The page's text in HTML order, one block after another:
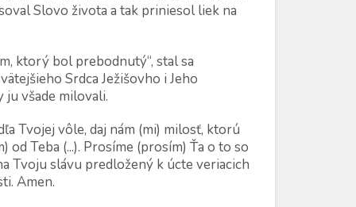
Slovo života a tak priniesol liek na
ktorý bol prebodnutý“, stal sa
Srdca Ježišovho i Jeho
ju všade milovali.
Tvojej vôle, daj nám (mi) milosť, ktorú
Teba (...). Prosíme (prosím) Ťa o to so
Tvoju slávu predložený k úcte veriacich
Amen.